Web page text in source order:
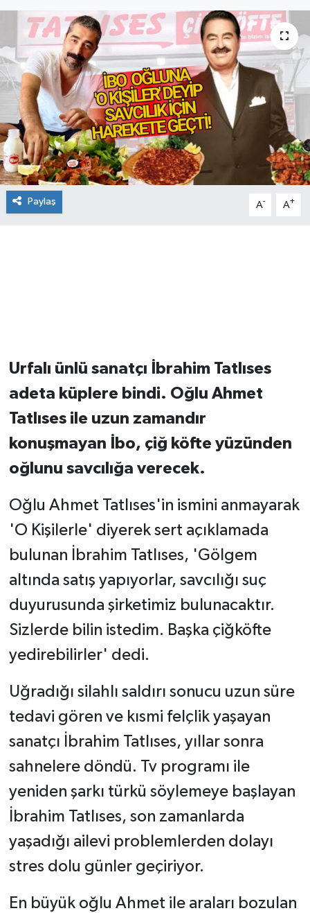
Paylaş A- A+
Urfalı ünlü sanatçı İbrahim Tatlıses
adeta küplere bindi. Oğlu Ahmet
Tatlıses ile uzun zamandır
konuşmayan İbo, çiğ köfte yüzünden
oğlunu savcılığa verecek.
Oğlu Ahmet Tatlıses'in ismini anmayarak
'O Kişilerle' diyerek sert açıklamada
bulunan İbrahim Tatlıses, 'Gölgem
altında satış yapıyorlar, savcılığı suç
duyurusunda şirketimiz bulunacaktır.
Sizlerde bilin istedim. Başka çiğköfte
yedirebilirler' dedi.
Uğradığı silahlı saldırı sonucu uzun süre
tedavi gören ve kısmi felçlik yaşayan
sanatçı İbrahim Tatlıses, yıllar sonra
sahnelere döndü. Tv programı ile
yeniden şarkı türkü söylemeye başlayan
İbrahim Tatlıses, son zamanlarda
yaşadığı ailevi problemlerden dolayı
stres dolu günler geçiriyor.
En büyük oğlu Ahmet ile araları bozulan